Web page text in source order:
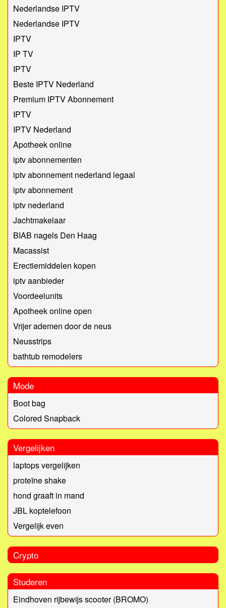
Nederlandse IPTV
Nederlandse IPTV
IPTV
IP TV
IPTV
Beste IPTV Nederland
Premium IPTV Abonnement
IPTV
IPTV Nederland
Apotheek online
iptv abonnementen
iptv abonnement nederland legaal​
iptv abonnement
iptv nederland
Jachtmakelaar
BIAB nagels Den Haag
Macassist
Erectiemiddelen kopen
iptv aanbieder
Voordeelunits
Apotheek online open
Vrijer ademen door de neus
Neusstrips
bathtub remodelers
Mode
Boot bag
Colored Snapback
Vergelijken
laptops vergelijken
proteïne shake
hond graaft in mand
JBL koptelefoon
Vergelijk even
Crypto
Studeren
Eindhoven rijbewijs scooter (BROMO)